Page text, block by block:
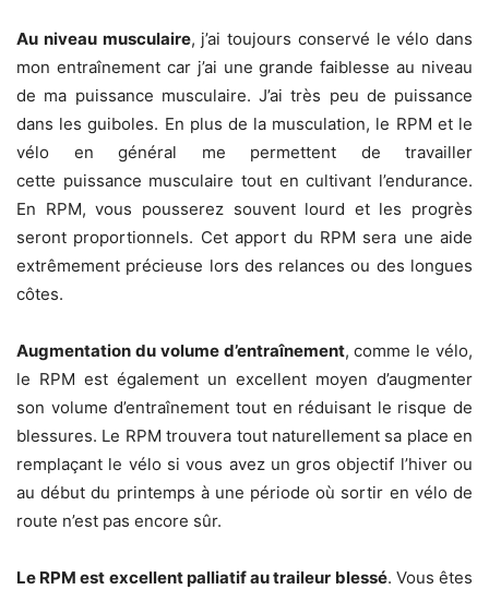
Au niveau musculaire, j’ai toujours conservé le vélo dans
mon entraînement car j’ai une grande faiblesse au niveau
de ma puissance musculaire. J’ai très peu de puissance
dans les guiboles. En plus de la musculation, le RPM et le
vélo en général me permettent de travailler
cette puissance musculaire tout en cultivant l’endurance.
En RPM, vous pousserez souvent lourd et les progrès
seront proportionnels. Cet apport du RPM sera une aide
extrêmement précieuse lors des relances ou des longues
côtes.
Augmentation du volume d’entraînement, comme le vélo,
le RPM est également un excellent moyen d’augmenter
son volume d’entraînement tout en réduisant le risque de
blessures. Le RPM trouvera tout naturellement sa place en
remplaçant le vélo si vous avez un gros objectif l’hiver ou
au début du printemps à une période où sortir en vélo de
route n’est pas encore sûr.
Le RPM est excellent palliatif au traileur blessé. Vous êtes